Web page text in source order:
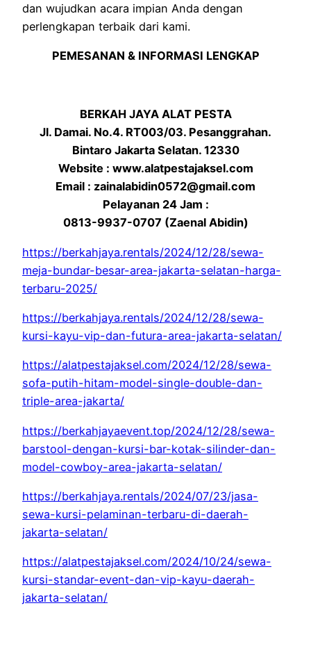
dan wujudkan acara impian Anda dengan
perlengkapan terbaik dari kami.
PEMESANAN & INFORMASI LENGKAP
BERKAH JAYA ALAT PESTA
Jl. Damai. No.4. RT003/03. Pesanggrahan.
Bintaro Jakarta Selatan. 12330
Website : www.alatpestajaksel.com
Email : zainalabidin0572@gmail.com
Pelayanan 24 Jam :
0813-9937-0707 (Zaenal Abidin)
https://berkahjaya.rentals/2024/12/28/sewa-
meja-bundar-besar-area-jakarta-selatan-harga-
terbaru-2025/
https://berkahjaya.rentals/2024/12/28/sewa-
kursi-kayu-vip-dan-futura-area-jakarta-selatan/
https://alatpestajaksel.com/2024/12/28/sewa-
sofa-putih-hitam-model-single-double-dan-
triple-area-jakarta/
https://berkahjayaevent.top/2024/12/28/sewa-
barstool-dengan-kursi-bar-kotak-silinder-dan-
model-cowboy-area-jakarta-selatan/
https://berkahjaya.rentals/2024/07/23/jasa-
sewa-kursi-pelaminan-terbaru-di-daerah-
jakarta-selatan/
https://alatpestajaksel.com/2024/10/24/sewa-
kursi-standar-event-dan-vip-kayu-daerah-
jakarta-selatan/